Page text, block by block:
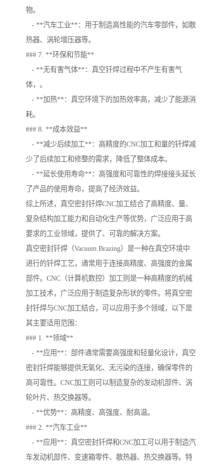
物。
- **汽车工业**：用于制造高性能的汽车零部件，如散
热器、涡轮增压器等。
### 7. **环保和节能**
- **无有害气体**：真空钎焊过程中不产生有害气
体，。
- **加热**：真空环境下的加热效率高，减少了能源消
耗。
### 8. **成本效益**
- **减少后续加工**：高精度的CNC加工和量的钎焊减
少了后续加工和修整的需求，降低了整体成本。
- **延长使用寿命**：高强度和可靠性的焊接接头延长
了产品的使用寿命，提高了经济效益。
综上所述，真空密封钎焊CNC加工结合了高精度、量、
复杂结构加工能力和自动化生产等优势，广泛应用于高
要求的工业领域，提供了、可靠的解决方案。
真空密封钎焊（Vacuum Brazing）是一种在真空环境中
进行的钎焊工艺，通常用于连接高精度、高强度的金属
部件。CNC（计算机数控）加工则是一种高精度的机械
加工技术，广泛应用于制造复杂形状的零件。将真空密
封钎焊与CNC加工结合，可以应用于多个领域，以下是
其主要适用范围：
### 1. **领域**
- **应用**：部件通常需要高强度和轻量化设计，真空
密封钎焊能够提供无氧化、无污染的连接，确保零件的
高可靠性。CNC加工则可以制造复杂的发动机部件、涡
轮叶片、热交换器等。
- **优势**：高精度、高强度、耐高温。
### 2. **汽车工业**
- **应用**：真空密封钎焊和CNC加工可以用于制造汽
车发动机部件、变速箱零件、散热器、热交换器等。特